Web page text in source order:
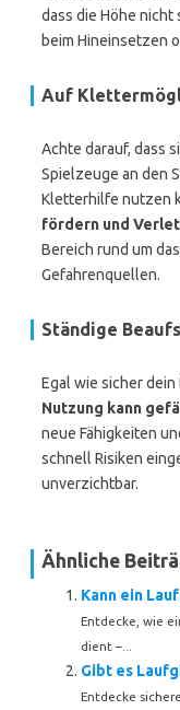
dass die Höhe nicht
beim Hineinsetzen
Auf
Achte darauf, dass
Spielzeuge an den
Kletterhilfe nutzen
fördern und
Bereich rund um
Gefahrenquellen.
Ständige
Egal wie sicher
Nutzung kann
neue Fähigkeiten
schnell Risiken
unverzichtbar.
Ähnliche
Kann ein
Entdecke, wie
dient –...
Gibt es
Entdecke